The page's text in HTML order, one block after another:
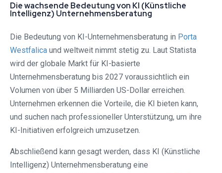
Die wachsende Bedeutung von KI (Künstliche
Intelligenz) Unternehmensberatung
Die Bedeutung von KI-Unternehmensberatung in Porta
Westfalica⁠ und weltweit nimmt stetig zu. Laut Statista
wird der globale Markt für KI-basierte
Unternehmensberatung bis 2027 voraussichtlich ein
Volumen von über 5 Milliarden US-Dollar erreichen.
Unternehmen erkennen die Vorteile, die KI bieten kann,
und suchen nach professioneller Unterstützung, um ihre
KI-Initiativen erfolgreich umzusetzen.
Abschließend kann gesagt werden, dass KI (Künstliche
Intelligenz) Unternehmensberatung eine